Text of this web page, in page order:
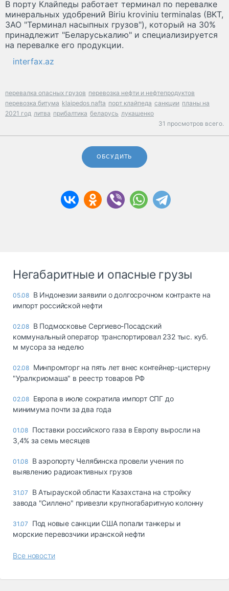
В порту Клайпеды работает терминал по перевалке
минеральных удобрений Biriu kroviniu terminalas (BKT,
ЗАО "Терминал насыпных грузов"), который на 30%
принадлежит "Беларуськалию" и специализируется
на перевалке его продукции.
interfax.az
перевалка опасных грузов перевозка нефти и нефтепродуктов
перевозка битума klaipedos nafta порт клайпеда санкции планы на
2021 год литва прибалтика беларусь лукашенко
31 просмотров всего.
ОБСУДИТЬ
Негабаритные и опасные грузы
05.08 В Индонезии заявили о долгосрочном контракте на
импорт российской нефти
02.08 В Подмосковье Сергиево-Посадский
коммунальный оператор транспортировал 232 тыс. куб.
м мусора за неделю
02.08 Минпромторг на пять лет внес контейнер-цистерну
"Уралкриомаша" в реестр товаров РФ
02.08 Европа в июле сократила импорт СПГ до
минимума почти за два года
01.08 Поставки российского газа в Европу выросли на
3,4% за семь месяцев
01.08 В аэропорту Челябинска провели учения по
выявлению радиоактивных грузов
31.07
В Атырауской области Казахстана на стройку
завода "Силлено" привезли крупногабаритную колонну
31.07
Под новые санкции США попали танкеры и
морские перевозчики иранской нефти
Все новости